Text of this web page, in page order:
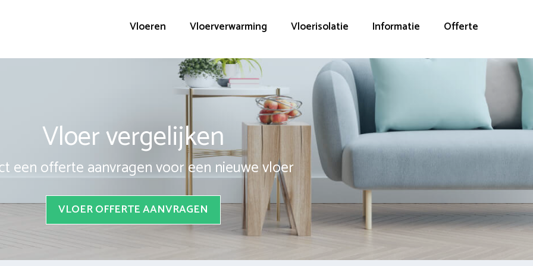
Vloeren Vloerverwarming Vloerisolatie Informatie Offerte
Vloer vergelijken
een offerte aanvragen voor een nieuwe vloer
VLOER OFFERTE AANVRAGEN